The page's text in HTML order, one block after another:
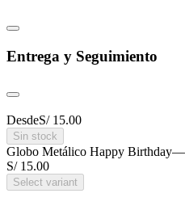
Entrega y Seguimiento
DesdeS/ 15.00
Sin stock
Globo Metálico Happy Birthday—
S/ 15.00
Select variant